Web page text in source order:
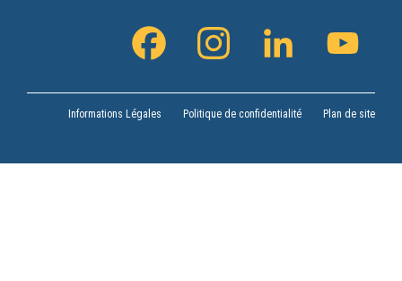
FACEBOOK INSTAGRAM LINKEDIN
Informations Légales Politique de confidentialité Plan de site